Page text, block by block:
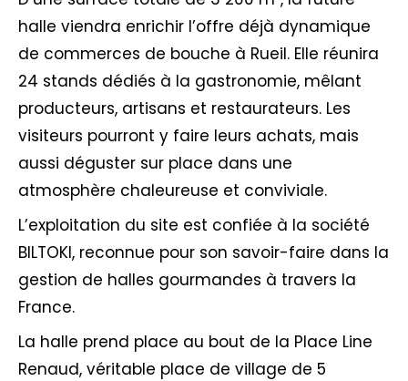
halle viendra enrichir l’offre déjà dynamique
de commerces de bouche à Rueil. Elle réunira
24 stands dédiés à la gastronomie, mêlant
producteurs, artisans et restaurateurs. Les
visiteurs pourront y faire leurs achats, mais
aussi déguster sur place dans une
atmosphère chaleureuse et conviviale.
L’exploitation du site est confiée à la société
BILTOKI, reconnue pour son savoir-faire dans la
gestion de halles gourmandes à travers la
France.
La halle prend place au bout de la Place Line
Renaud, véritable place de village de 5